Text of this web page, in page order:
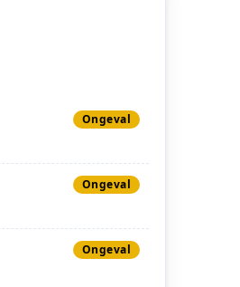
Ongeval
Ongeval
Ongeval